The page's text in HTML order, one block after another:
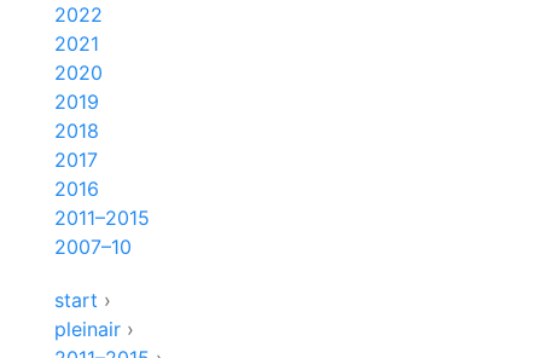
2022
2021
2020
2019
2018
2017
2016
2011–2015
2007–10
start ›
pleinair ›